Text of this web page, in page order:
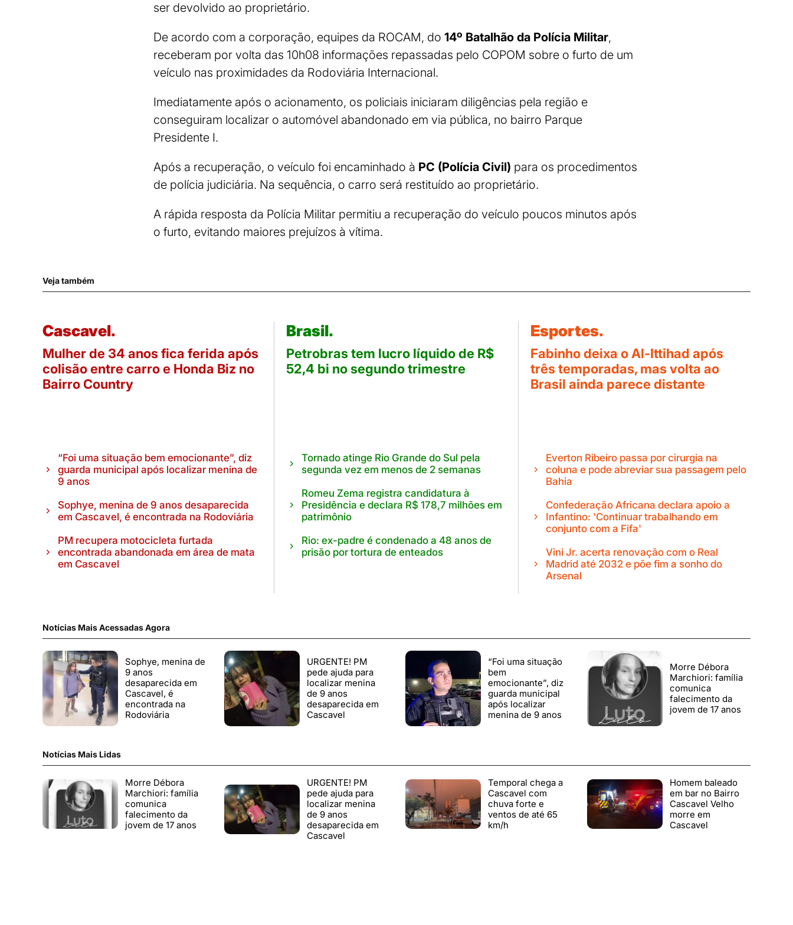
ser devolvido ao proprietário.
De acordo com a corporação, equipes da ROCAM, do 14º Batalhão da Polícia Militar,
receberam por volta das 10h08 informações repassadas pelo COPOM sobre o furto de um
veículo nas proximidades da Rodoviária Internacional.
Imediatamente após o acionamento, os policiais iniciaram diligências pela região e
conseguiram localizar o automóvel abandonado em via pública, no bairro Parque
Presidente I.
Após a recuperação, o veículo foi encaminhado à PC (Polícia Civil) para os procedimentos
de polícia judiciária. Na sequência, o carro será restituído ao proprietário.
A rápida resposta da Polícia Militar permitiu a recuperação do veículo poucos minutos após
o furto, evitando maiores prejuízos à vítima.
Veja também
Cascavel.
Mulher de 34 anos fica ferida após
colisão entre carro e Honda Biz no
Bairro Country
“Foi uma situação bem emocionante”, diz
guarda municipal após localizar menina de
9 anos
Sophye, menina de 9 anos desaparecida
em Cascavel, é encontrada na Rodoviária
PM recupera motocicleta furtada
encontrada abandonada em área de mata
em Cascavel
Brasil.
Petrobras tem lucro líquido de R$
52,4 bi no segundo trimestre
Tornado atinge Rio Grande do Sul pela
segunda vez em menos de 2 semanas
Romeu Zema registra candidatura à
Presidência e declara R$ 178,7 milhões em
patrimônio
Rio: ex-padre é condenado a 48 anos de
prisão por tortura de enteados
Esportes.
Fabinho deixa o Al-Ittihad após
três temporadas, mas volta ao
Brasil ainda parece distante
Everton Ribeiro passa por cirurgia na
coluna e pode abreviar sua passagem pelo
Bahia
Confederação Africana declara apoio a
Infantino: 'Continuar trabalhando em
conjunto com a Fifa'
Vini Jr. acerta renovação com o Real
Madrid até 2032 e põe fim a sonho do
Arsenal
Notícias Mais Acessadas Agora
Sophye, menina de
9 anos
desaparecida em
Cascavel, é
encontrada na
Rodoviária
URGENTE! PM
pede ajuda para
localizar menina
de 9 anos
desaparecida em
Cascavel
“Foi uma situação
bem
emocionante”, diz
guarda municipal
após localizar
menina de 9 anos
Morre Débora
Marchiori: família
comunica
falecimento da
jovem de 17 anos
Notícias Mais Lidas
Morre Débora
Marchiori: família
comunica
falecimento da
jovem de 17 anos
URGENTE! PM
pede ajuda para
localizar menina
de 9 anos
desaparecida em
Cascavel
Temporal chega a
Cascavel com
chuva forte e
ventos de até 65
km/h
Homem baleado
em bar no Bairro
Cascavel Velho
morre em
Cascavel